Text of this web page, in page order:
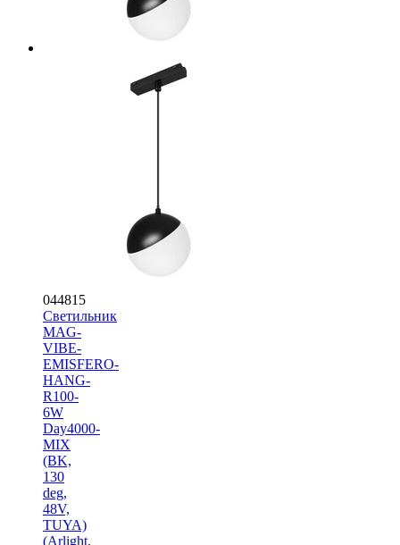
044815
Светильник
MAG-
VIBE-
EMISFERO-
HANG-
R100-
6W
Day4000-
MIX
(BK,
130
deg,
48V,
TUYA)
(Arlight,